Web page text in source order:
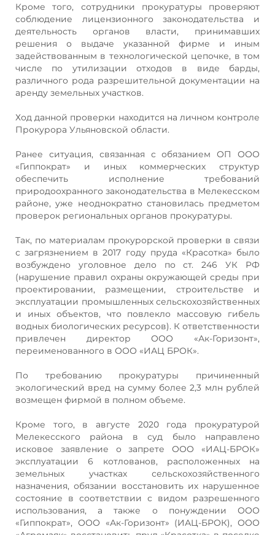
Кроме того, сотрудники прокуратуры проверяют
соблюдение лицензионного законодательства и
деятельность органов власти, принимавших
решения о выдаче указанной фирме и иным
задействованным в технологической цепочке, в том
числе по утилизации отходов в виде барды,
различного рода разрешительной документации на
аренду земельных участков.
Ход данной проверки находится на личном контроле
Прокурора Ульяновской области.
Ранее ситуация, связанная с обязанием ОП ООО
«Гиппократ» и иных коммерческих структур
обеспечить исполнение требований
природоохранного законодательства в Мелекесском
районе, уже неоднократно становилась предметом
проверок региональных органов прокуратуры.
Так, по материалам прокурорской проверки в связи
с загрязнением в 2017 году пруда «Красотка» было
возбуждено уголовное дело по ст. 246 УК РФ
(нарушение правил охраны окружающей среды при
проектировании, размещении, строительстве и
эксплуатации промышленных сельскохозяйственных
и иных объектов, что повлекло массовую гибель
водных биологических ресурсов). К ответственности
привлечен директор ООО «Ак-Горизонт»,
переименованного в ООО «ИАЦ БРОК».
По требованию прокуратуры причиненный
экологический вред на сумму более 2,3 млн рублей
возмещен фирмой в полном объеме.
Кроме того, в августе 2020 года прокуратурой
Мелекесского района в суд было направлено
исковое заявление о запрете ООО «ИАЦ-БРОК»
эксплуатации 6 котлованов, расположенных на
земельных участках сельскохозяйственного
назначения, обязании восстановить их нарушенное
состояние в соответствии с видом разрешенного
использования, а также о понуждении ООО
«Гиппократ», ООО «Ак-Горизонт» (ИАЦ-БРОК), ООО